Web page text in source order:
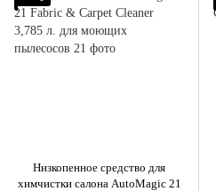
Низкопенное средство для
химчистки салона AutoMagic 21